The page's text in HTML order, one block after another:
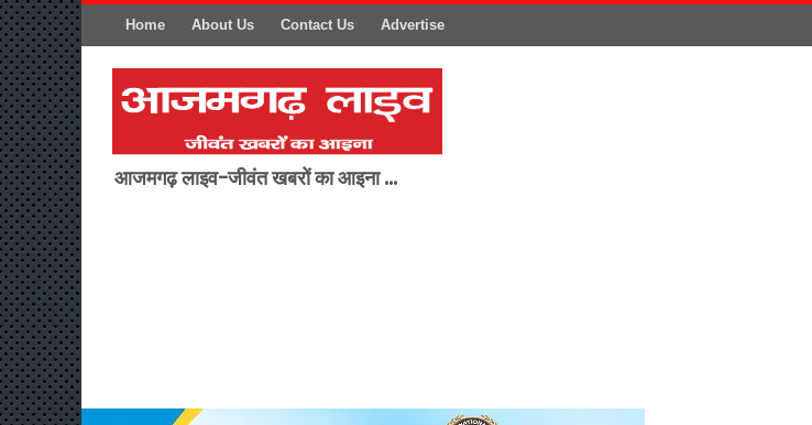
Home About Us Contact Us Advertise
आजमगढ़ लाइव-जीवंत खबरों का आइना ...